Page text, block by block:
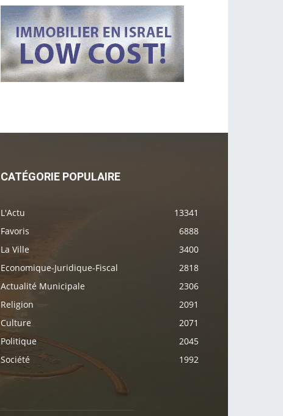
CATÉGORIE POPULAIRE
L'Actu
13341
Favoris
6888
La Ville
3400
Economique-Juridique-Fiscal
2818
Actualité Municipale
2306
Religion
2091
Culture
2071
Politique
2045
Société
1992